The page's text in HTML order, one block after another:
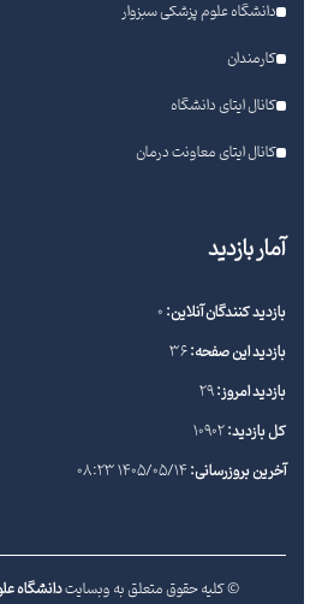
دانشگاه علوم پزشکی سبزوار
کارمندان
کانال ایتای دانشگاه
کانال ایتای معاونت درمان
آمار بازدید
بازدید کنندگان آنلاین:0
بازدید این صفحه:36
بازدید امروز:29
کل بازدید:10902
آخرین بروزرسانی:1405/05/14 08:23
© کلیه حقوق متعلق به وبسایتدانشگاه